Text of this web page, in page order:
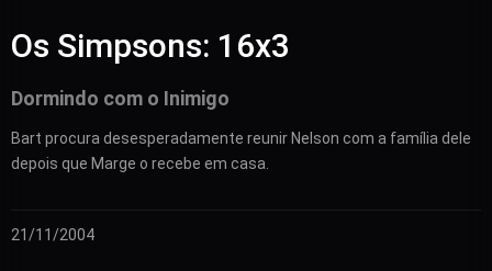
Os Simpsons: 16x3
Dormindo com o Inimigo
Bart procura desesperadamente reunir Nelson com a família dele
depois que Marge o recebe em casa.
21/11/2004